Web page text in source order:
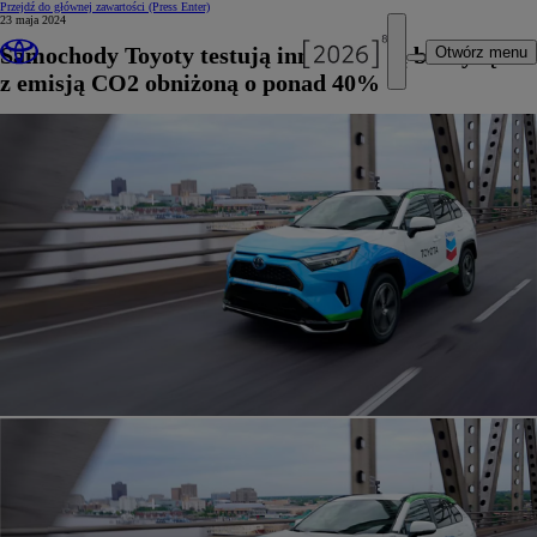
Przejdź do głównej zawartości (Press Enter)
Otwórz menu
23 maja 2024
Samochody Toyoty testują innowacyjną benzynę
z emisją CO2 obniżoną o ponad 40%